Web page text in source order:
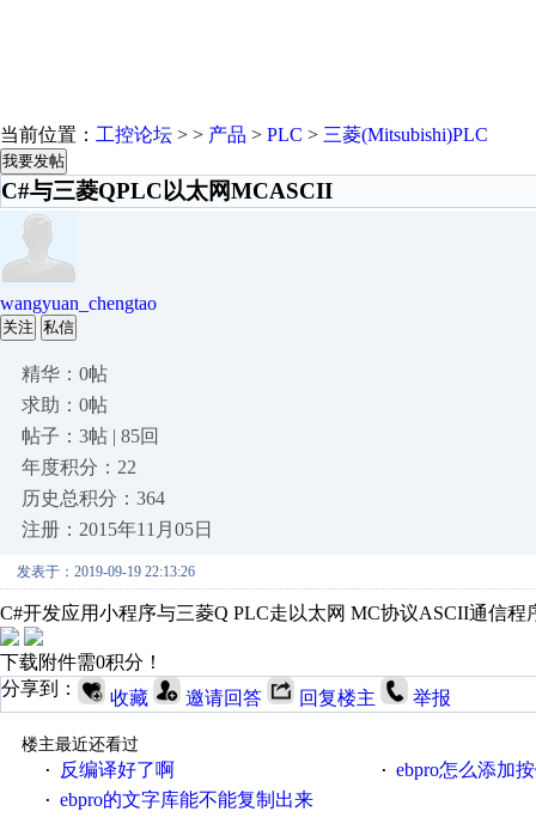
当前位置： 工控论坛 > > 产品 > PLC > 三菱(Mitsubishi)PLC
我要发帖
C#与三菱QPLC以太网MCASCII
wangyuan_chengtao
关注 私信
精华：0帖
求助：0帖
帖子：3帖 | 85回
年度积分：22
历史总积分：364
注册：2015年11月05日
发表于：2019-09-19 22:13:26
C#开发应用小程序与三菱Q PLC走以太网 MC协议ASCII通信程
下载附件需0积分！
分享到：
收藏 邀请回答 回复楼主 举报
楼主最近还看过
·
反编译好了啊 · ebpro怎么添加
· ebpro的文字库能不能复制出来